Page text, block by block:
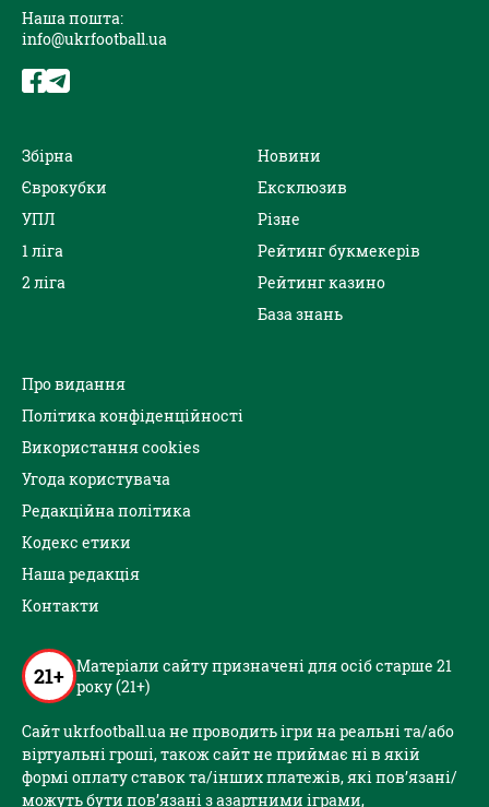
Наша пошта:
info@ukrfootball.ua
Збірна
Єврокубки
УПЛ
1 ліга
2 ліга
Новини
Ексклюзив
Різне
Рейтинг букмекерів
Рейтинг казино
База знань
Про видання
Політика конфіденційності
Використання cookies
Угода користувача
Редакційна політика
Кодекс етики
Наша редакція
Контакти
21+ Матеріали сайту призначені для осіб старше 21
року (21+)
Сайт ukrfootball.ua не проводить ігри на реальні та/або
віртуальні гроші, також сайт не приймає ні в якій
формі оплату ставок та/інших платежів, які пов’язані/
можуть бути пов’язані з азартними іграми,